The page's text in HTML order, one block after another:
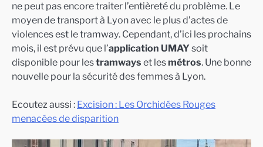
ne peut pas encore traiter l’entièreté du problème. Le
moyen de transport à Lyon avec le plus d’actes de
violences est le tramway. Cependant, d’ici les prochains
mois, il est prévu que l’application UMAYsoit
disponible pour lestramways et les métros. Une bonne
nouvelle pour la sécurité des femmes à Lyon.
Ecoutez aussi : Excision : Les Orchidées Rouges
menacées de disparition